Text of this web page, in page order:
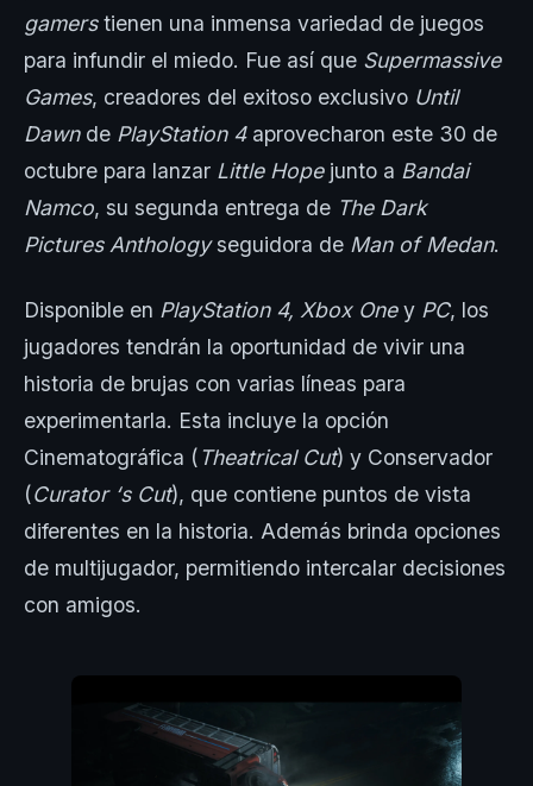
gamerstienen una inmensa variedad de juegos
para infundir el miedo. Fue así que Supermassive
Games, creadores del exitoso exclusivo Until
Dawnde PlayStation 4aprovecharon este 30 de
octubre para lanzar Little Hope junto a Bandai
Namco, su segunda entrega de The Dark
Pictures Anthologyseguidora de Man of Medan.
Disponible en PlayStation 4, Xbox Oney PC, los
jugadores tendrán la oportunidad de vivir una
historia de brujas con varias líneas para
experimentarla. Esta incluye la opción
Cinematográfica (Theatrical Cut) y Conservador
(Curator ‘s Cut), que contiene puntos de vista
diferentes en la historia. Además brinda opciones
de multijugador, permitiendo intercalar decisiones
con amigos.